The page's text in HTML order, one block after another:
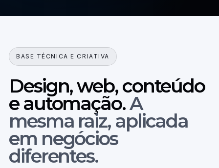
BASE TÉCNICA E CRIATIVA
Design, web, conteúdo
e automação.A
mesma raiz, aplicada
em negócios
diferentes.